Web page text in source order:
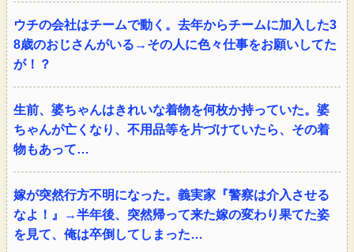
ウチの会社はチームで動く。去年からチームに加入した3
8歳のおじさんがいる→その人に色々仕事をお願いしてた
が！？
生前、婆ちゃんはきれいな着物を何枚か持っていた。婆
ちゃんが亡くなり、不用品等を片づけていたら、その着
物もあって…
嫁が突然行方不明になった。義実家『警察は介入させる
なよ！』→半年後、突然帰って来た嫁の変わり果てた姿
を見て、俺は卒倒してしまった…